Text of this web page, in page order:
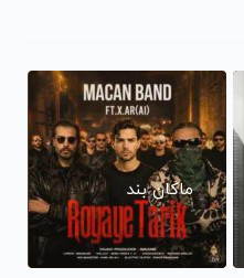
ماکان بند